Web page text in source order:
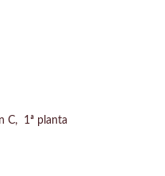
C, 1ª planta